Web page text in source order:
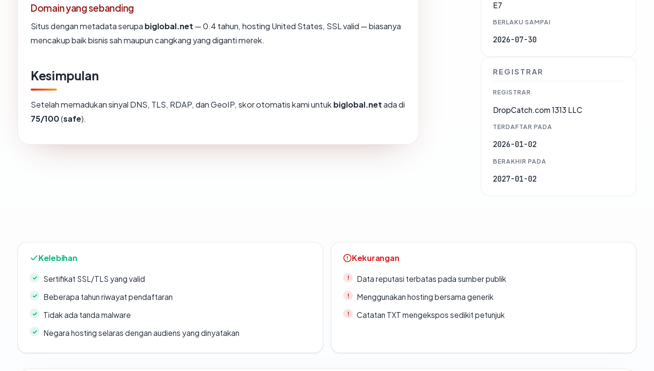
Domain yang sebanding
Situs dengan metadata serupa biglobal.net — 0.4 tahun, hosting United States, SSL valid — biasanya
mencakup baik bisnis sah maupun cangkang yang diganti merek.
Kesimpulan
Setelah memadukan sinyal DNS, TLS, RDAP, dan GeoIP, skor otomatis kami untuk biglobal.netada di
75/100(safe).
E7
BERLAKU SAMPAI
2026-07-30
REGISTRAR
REGISTRAR
DropCatch.com 1313 LLC
TERDAFTAR PADA
2026-01-02
BERAKHIR PADA
2027-01-02
Kelebihan
Sertifikat SSL/TLS yang valid
Beberapa tahun riwayat pendaftaran
Tidak ada tanda malware
Negara hosting selaras dengan audiens yang dinyatakan
Kekurangan
Data reputasi terbatas pada sumber publik
Menggunakan hosting bersama generik
Catatan TXT mengekspos sedikit petunjuk